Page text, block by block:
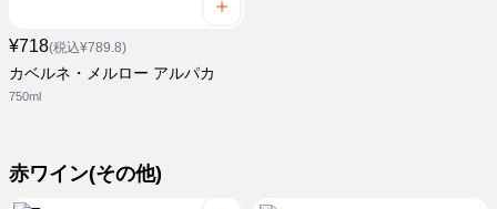
¥718(税込¥789.8)
カベルネ・メルロー アルパカ
750ml
赤ワイン(その他)